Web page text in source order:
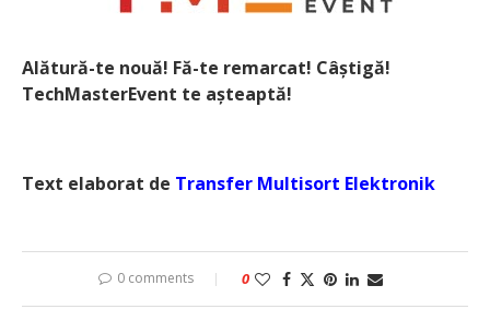
Alătură-te nouă! Fă-te remarcat! Câștigă!
TechMasterEvent te așteaptă!
Text elaborat de Transfer Multisort Elektronik
0 comments 0